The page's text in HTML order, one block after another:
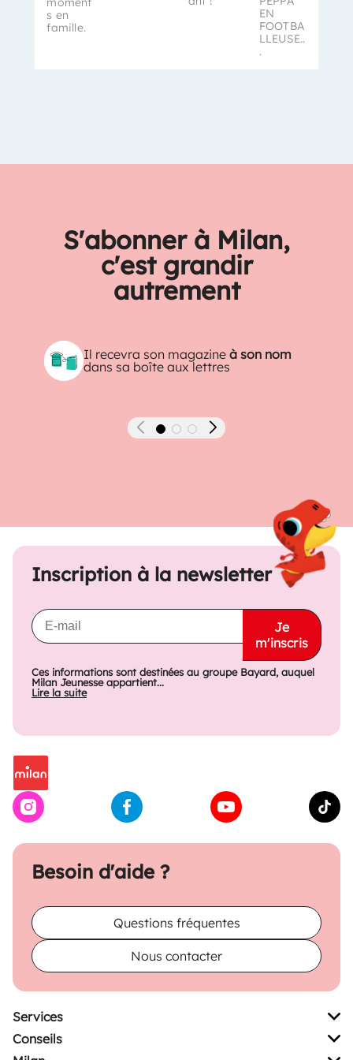
s en
famille.
EN
FOOTBA
LLEUSE..
.
S'abonner à Milan,
c'est grandir
autrement
Il recevra son magazineà son nom
dans sa boîte aux lettres
Précédent Suivant
Besoin d'aide ?
Questions fréquentes
Nous contacter
Inscription à la newsletter
Je
m'inscris
Ces informations sont destinées au groupe Bayard, auquel
Milan Jeunesse appartient...
Lire la suite
Services
Conseils